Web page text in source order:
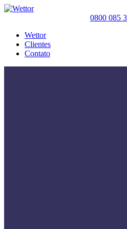
0800 085
Wettor
Clientes
Contato